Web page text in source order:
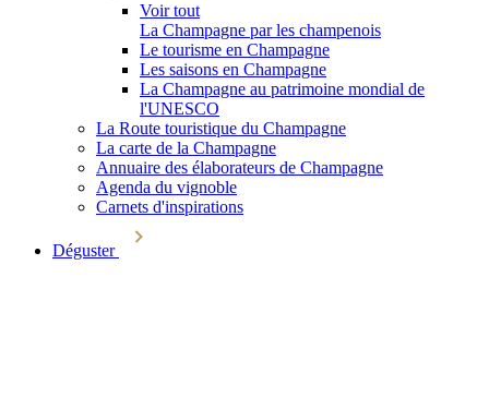
Voir tout
La Champagne par les champenois
Le tourisme en Champagne
Les saisons en Champagne
La Champagne au patrimoine mondial de
l'UNESCO
La Route touristique du Champagne
La carte de la Champagne
Annuaire des élaborateurs de Champagne
Agenda du vignoble
Carnets d'inspirations
Déguster